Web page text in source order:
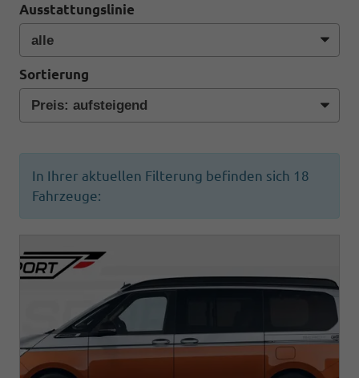
Ausstattungslinie
Sortierung
In Ihrer aktuellen Filterung befinden sich 18
Fahrzeuge: